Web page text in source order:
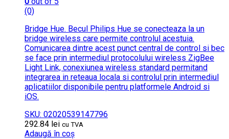
(0)
Bridge Hue. Becul Philips Hue se conecteaza la un
bridge wireless care permite controlul acestuia.
Comunicarea dintre acest punct central de control si bec
se face prin intermediul protocolului wireless ZigBee
Light Link, conexiunea wireless standard permitand
integrarea in reteaua locala si controlul prin intermediul
aplicatiilor disponibile pentru platformele Android si
iOS.
SKU: 02020539147796
292.84 lei cu TVA
Adaugă în coș